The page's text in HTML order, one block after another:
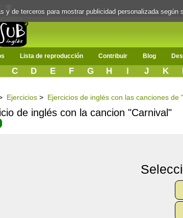
Lista de reproducción Contribuir Blog
C D E F G H I J K
Ejercicios > Ejercicios de inglés con las canciones de
de inglés con la cancion "Carnival"
y de terceros para mostrar publicidad personalizada